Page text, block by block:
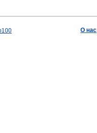
О нас